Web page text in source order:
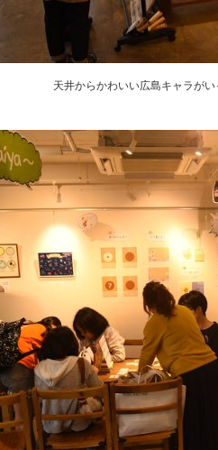
天井からかわいい広島キャラがい